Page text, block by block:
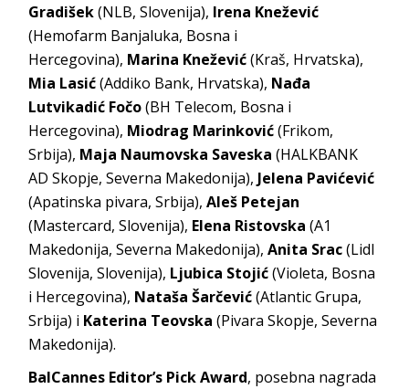
Gradišek(NLB, Slovenija), Irena Knežević
(Hemofarm Banjaluka, Bosna i
Hercegovina), Marina Knežević(Kraš, Hrvatska),
Mia Lasić(Addiko Bank, Hrvatska), Nađa
Lutvikadić Fočo(BH Telecom, Bosna i
Hercegovina), Miodrag Marinković(Frikom,
Srbija), Maja Naumovska Saveska (HALKBANK
AD Skopje, Severna Makedonija),Jelena Pavićević
(Apatinska pivara, Srbija),Aleš Petejan
(Mastercard, Slovenija), Elena Ristovska (A1
Makedonija, Severna Makedonija),Anita Srac(Lidl
Slovenija, Slovenija), Ljubica Stojić(Violeta, Bosna
i Hercegovina), Nataša Šarčević(Atlantic Grupa,
Srbija) i Katerina Teovska (Pivara Skopje, Severna
Makedonija).
BalCannes Editor’s Pick Award, posebna nagrada